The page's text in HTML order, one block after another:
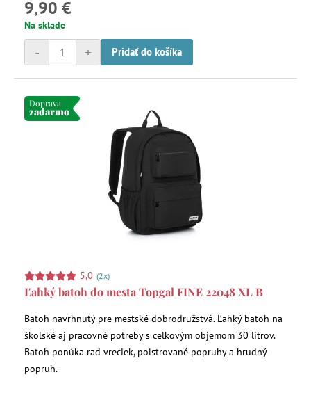
9,90 €
Na sklade
+
- Pridať do košíka
Doprava
zadarmo
5,0 (2x)
Ľahký batoh do mesta Topgal FINE 22048 XL B
Batoh navrhnutý pre mestské dobrodružstvá. Ľahký batoh na
školské aj pracovné potreby s celkovým objemom 30 litrov.
Batoh ponúka rad vreciek, polstrované popruhy a hrudný
popruh.